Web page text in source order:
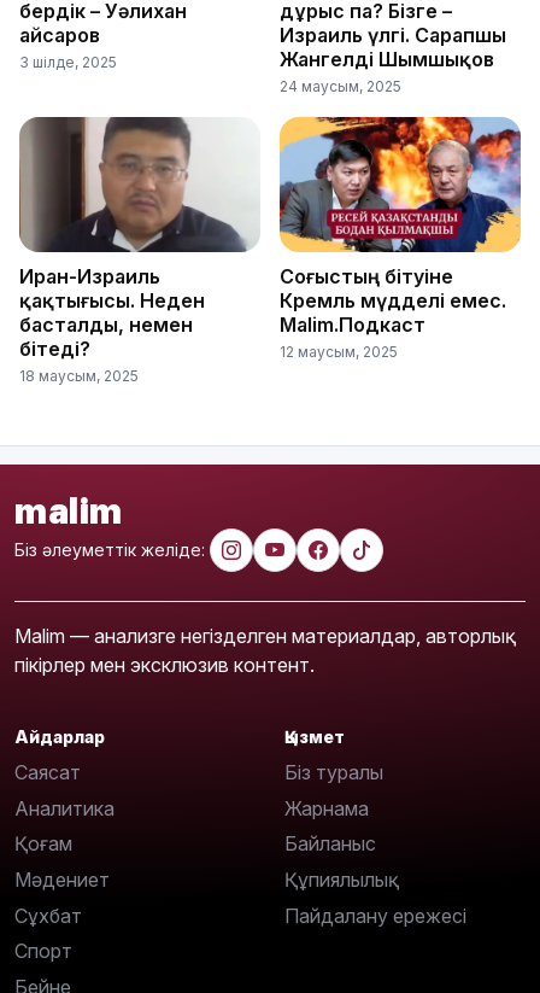
бердік – Уәлихан
Қайсаров
3 шілде, 2025
дұрыс па? Бізге –
Израиль үлгі. Сарапшы
Жангелді Шымшықов
24 маусым, 2025
Иран-Израиль
қақтығысы. Неден
басталды, немен
бітеді?
18 маусым, 2025
Соғыстың бітуіне
Кремль мүдделі емес.
Malim.Подкаст
12 маусым, 2025
malim
Біз әлеуметтік желіде:
Malim — анализге негізделген материалдар, авторлық
пікірлер мен эксклюзив контент.
Айдарлар
Саясат
Аналитика
Қоғам
Мәдениет
Сұхбат
Спорт
Бейне
Қызмет
Біз туралы
Жарнама
Байланыс
Құпиялылық
Пайдалану ережесі